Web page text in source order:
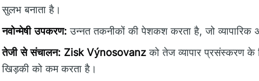
सुलभ बनाता है।
नवोन्मेषी उपकरण: उन्नत तकनीकों की पेशकश करता है, जो व्यापारिक
तेजी से संचालन: Zisk Výnosovanz को तेज व्यापार प्रसंस्करण के
खिड़की को कम करता है।